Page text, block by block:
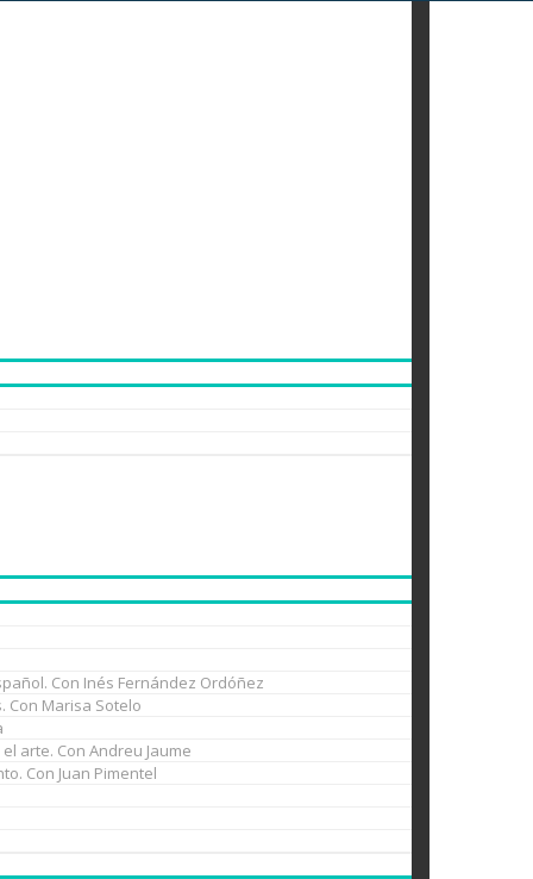
Con Inés Fernández Ordóñez
Con Marisa Sotelo
arte. Con Andreu Jaume
Con Juan Pimentel